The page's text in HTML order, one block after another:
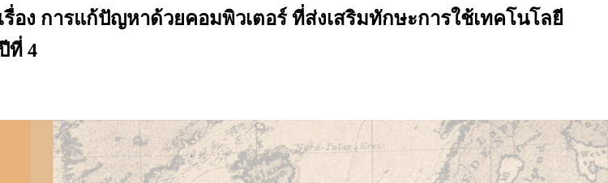
อง การแก้ปัญหาด้วยคอมพิวเตอร์ ที่ส่งเสริมทักษะการใช้เทคโนโลยี
ที่ 4